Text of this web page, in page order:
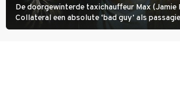
De doorgewinterde taxichauffeur Max
Collateral een absolute ‘bad guy’ als
Cruise) heeft hem nodig om hem de stad